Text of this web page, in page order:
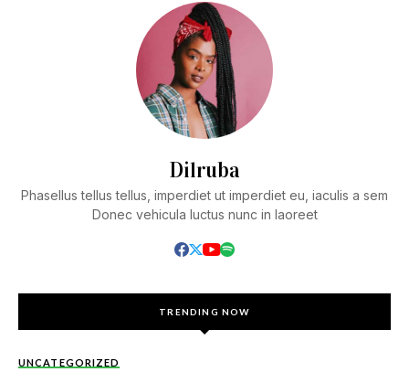
Dilruba
Phasellus tellus tellus, imperdiet ut imperdiet eu, iaculis a sem
Donec vehicula luctus nunc in laoreet
TRENDING NOW
UNCATEGORIZED